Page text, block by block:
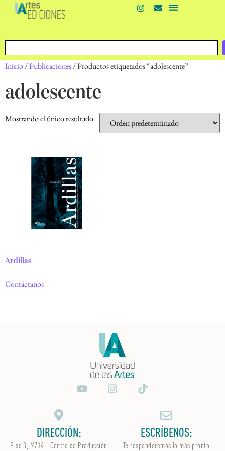
Inicio/Publicaciones/ Productos etiquetados “adolescente”
adolescente
Mostrando el único resultado
Ardillas
Contáctanos
DIRECCIÓN:
Piso 3, MZ14 - Centro de Producción
ESCRÍBENOS:
Te responderemos lo más pronto